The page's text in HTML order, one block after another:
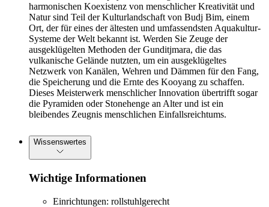
harmonischen Koexistenz von menschlicher Kreativität und
Natur sind Teil der Kulturlandschaft von Budj Bim, einem
Ort, der für eines der ältesten und umfassendsten Aquakultur-
Systeme der Welt bekannt ist. Werden Sie Zeuge der
ausgeklügelten Methoden der Gunditjmara, die das
vulkanische Gelände nutzten, um ein ausgeklügeltes
Netzwerk von Kanälen, Wehren und Dämmen für den Fang,
die Speicherung und die Ernte des Kooyang zu schaffen.
Dieses Meisterwerk menschlicher Innovation übertrifft sogar
die Pyramiden oder Stonehenge an Alter und ist ein
bleibendes Zeugnis menschlichen Einfallsreichtums.
Wissenswertes
Wichtige Informationen
Einrichtungen: rollstuhlgerecht